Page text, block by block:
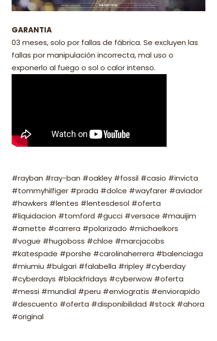
GARANTIA
03 meses, solo por fallas de fábrica. Se excluyen las
fallas por manipulación incorrecta, mal uso o
exponerlo al fuego o sol o calor intenso.
#rayban #ray-ban #oakley #fossil #casio #invicta
#tommyhilfiger #prada #dolce #wayfarer #aviador
#hawkers #lentes #lentesdesol #oferta
#liquidacion #tomford #gucci #versace #mauijim
#arnette #carrera #polarizado #michaelkors
#vogue #hugoboss #chloe #marcjacobs
#katespade #porshe #carolinaherrera #balenciaga
#miumiu #bulgari #falabella #ripley #cyberday
#cyberdays #blackfridays #cyberwow #oferta
#messi #mundial #peru #enviogratis #enviorapido
#descuento #oferta #disponibilidad #stock #ahora
#original